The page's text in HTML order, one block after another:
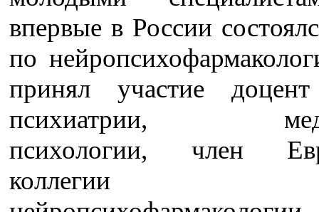
впервые в России
по
принял участие
психиатрии,
психологии, член